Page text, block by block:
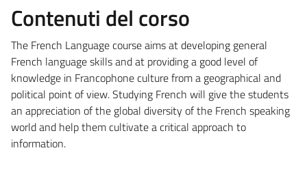
Contenuti del corso
The French Language course aims at developing general
French language skills and at providing a good level of
knowledge in Francophone culture from a geographical and
political point of view. Studying French will give the students
an appreciation of the global diversity of the French speaking
world and help them cultivate a critical approach to
information.